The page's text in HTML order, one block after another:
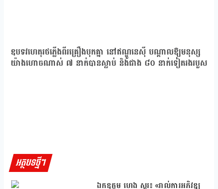
ឧបទវហេតុរថភ្លើងពីរគ្រឿងបុកគ្នា នៅឥណ្ឌូនេស៊ី បណ្តាលឱ្យមនុស្ស
យ៉ាងហោចណាស់ ៧ នាក់បានស្លាប់ និងជាង ៨០ នាក់ទៀតរងរបួស
អត្ថបទថ្មីៗ
ឯកឧត្តម ហេង សួរ៖ «រាល់ការអភិវឌ្ឍ